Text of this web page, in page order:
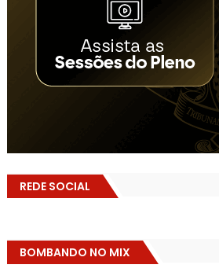
REDE SOCIAL
BOMBANDO NO MIX